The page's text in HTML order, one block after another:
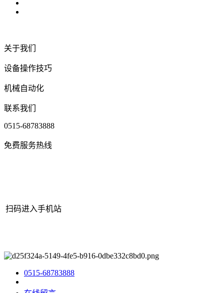
关于我们
设备操作技巧
机械自动化
联系我们
0515-68783888
免费服务热线
扫码进入手机站
0515-68783888